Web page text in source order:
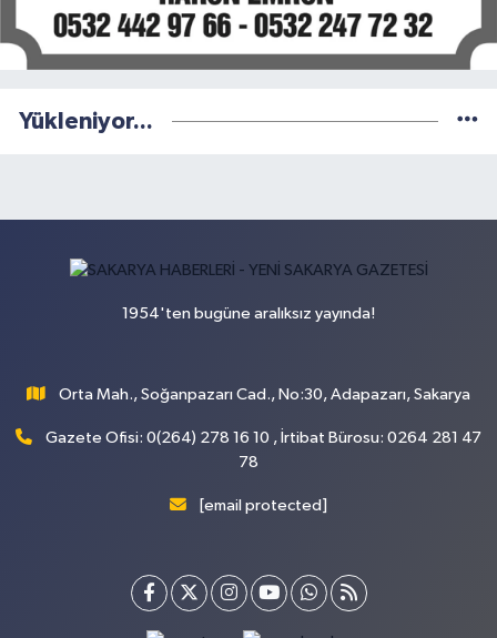
Yükleniyor...
1954'ten bugüne aralıksız yayında!
Orta Mah., Soğanpazarı Cad., No:30, Adapazarı, Sakarya
Gazete Ofisi: 0(264) 278 16 10 , İrtibat Bürosu: 0264 281 47
78
[email protected]